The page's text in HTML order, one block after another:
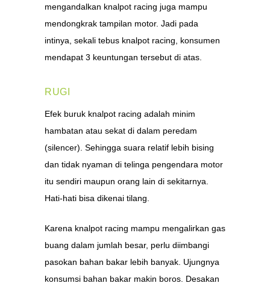
mengandalkan knalpot racing juga mampu
mendongkrak tampilan motor. Jadi pada
intinya, sekali tebus knalpot racing, konsumen
mendapat 3 keuntungan tersebut di atas.
RUGI
Efek buruk knalpot racing adalah minim
hambatan atau sekat di dalam peredam
(silencer). Sehingga suara relatif lebih bising
dan tidak nyaman di telinga pengendara motor
itu sendiri maupun orang lain di sekitarnya.
Hati-hati bisa dikenai tilang.
Karena knalpot racing mampu mengalirkan gas
buang dalam jumlah besar, perlu diimbangi
pasokan bahan bakar lebih banyak. Ujungnya
konsumsi bahan bakar makin boros. Desakan